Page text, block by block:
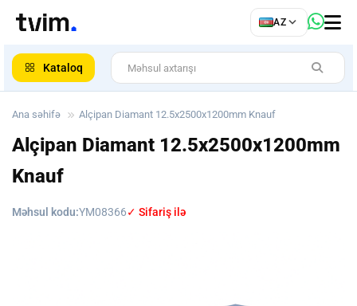
AZ
Kataloq
Ana səhifə Alçipan Diamant 12.5x2500x1200mm Knauf
Alçipan Diamant 12.5x2500x1200mm
Knauf
Məhsul kodu:YM08366✓ Sifariş ilə